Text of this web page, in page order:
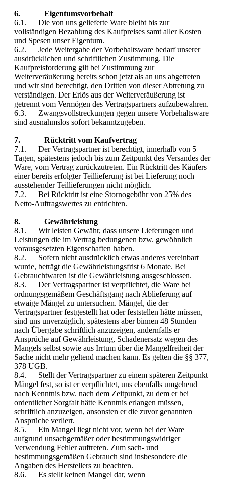
6. Eigentumsvorbehalt
6.1. Die von uns gelieferte Ware bleibt bis zur
vollständigen Bezahlung des Kaufpreises samt aller Kosten
und Spesen unser Eigentum.
6.2. Jede Weitergabe der Vorbehaltsware bedarf unserer
ausdrücklichen und schriftlichen Zustimmung. Die
Kaufpreisforderung gilt bei Zustimmung zur
Weiterveräußerung bereits schon jetzt als an uns abgetreten
und wir sind berechtigt, den Dritten von dieser Abtretung zu
verständigen. Der Erlös aus der Weiterveräußerung ist
getrennt vom Vermögen des Vertragspartners aufzubewahren.
6.3. Zwangsvollstreckungen gegen unsere Vorbehaltsware
sind ausnahmslos sofort bekanntzugeben.
7. Rücktritt vom Kaufvertrag
7.1. Der Vertragspartner ist berechtigt, innerhalb von 5
Tagen, spätestens jedoch bis zum Zeitpunkt des Versandes der
Ware, vom Vertrag zurückzutreten. Ein Rücktritt des Käufers
einer bereits erfolgter Teillieferung ist bei Lieferung noch
ausstehender Teillieferungen nicht möglich.
7.2. Bei Rücktritt ist eine Stornogebühr von 25% des
Netto-Auftragswertes zu entrichten.
8. Gewährleistung
8.1. Wir leisten Gewähr, dass unsere Lieferungen und
Leistungen die im Vertrag bedungenen bzw. gewöhnlich
vorausgesetzten Eigenschaften haben.
8.2. Sofern nicht ausdrücklich etwas anderes vereinbart
wurde, beträgt die Gewährleistungsfrist 6 Monate. Bei
Gebrauchtwaren ist die Gewährleistung ausgeschlossen.
8.3. Der Vertragspartner ist verpflichtet, die Ware bei
ordnungsgemäßem Geschäftsgang nach Ablieferung auf
etwaige Mängel zu untersuchen. Mängel, die der
Vertragspartner festgestellt hat oder feststellen hätte müssen,
sind uns unverzüglich, spätestens aber binnen 48 Stunden
nach Übergabe schriftlich anzuzeigen, andernfalls er
Ansprüche auf Gewährleistung, Schadenersatz wegen des
Mangels selbst sowie aus Irrtum über die Mangelfreiheit der
Sache nicht mehr geltend machen kann. Es gelten die §§ 377,
378 UGB.
8.4. Stellt der Vertragspartner zu einem späteren Zeitpunkt
Mängel fest, so ist er verpflichtet, uns ebenfalls umgehend
nach Kenntnis bzw. nach dem Zeitpunkt, zu dem er bei
ordentlicher Sorgfalt hätte Kenntnis erlangen müssen,
schriftlich anzuzeigen, ansonsten er die zuvor genannten
Ansprüche verliert.
8.5. Ein Mangel liegt nicht vor, wenn bei der Ware
aufgrund unsachgemäßer oder bestimmungswidriger
Verwendung Fehler auftreten. Zum sach- und
bestimmungsgemäßen Gebrauch sind insbesondere die
Angaben des Herstellers zu beachten.
8.6. Es stellt keinen Mangel dar, wenn